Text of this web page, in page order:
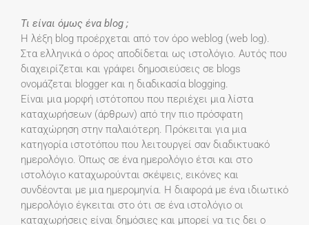
Τι είναι όμως ένα blog ;
Η λέξη blog προέρχεται από τον όρο weblog (web log).
Στα ελληνικά ο όρος αποδίδεται ως ιστολόγιο. Αυτός που
διαχειρίζεται και γράφει δημοσιεύσεις σε blogs
ονομάζεται blogger και η διαδικασία blogging.
Είναι μια μορφή ιστότοπου που περιέχει μια λίστα
καταχωρήσεων (άρθρων) από την πιο πρόσφατη
καταχώρηση στην παλαιότερη. Πρόκειται για μια
κατηγορία ιστοτόπου που λειτουργεί σαν διαδικτυακό
ημερολόγιο. Όπως σε ένα ημερολόγιο έτσι και στο
ιστολόγιο καταχωρούνται σκέψεις, εικόνες και
συνδέονται με μια ημερομηνία. Η διαφορά με ένα ιδιωτικό
ημερολόγιο έγκειται στο ότι σε ένα ιστολόγιο οι
καταχωρήσεις είναι δημόσιες και μπορεί να τις δει ο